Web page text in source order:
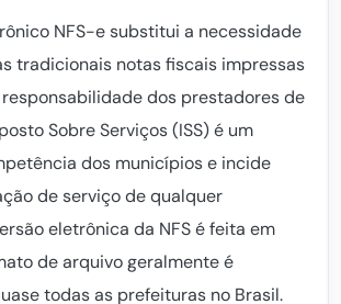
NFS-e substitui a necessidade
tradicionais notas fiscais impressas
dos prestadores de
Sobre Serviços (ISS) é um
dos municípios e incide
de serviço de qualquer
eletrônica da NFS é feita em
de arquivo geralmente é
todas as prefeituras no Brasil.